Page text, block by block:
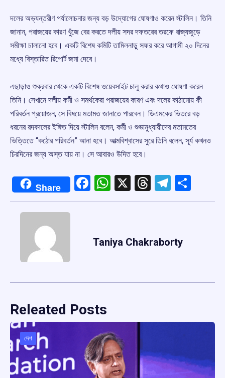
দলের অভ্যন্তরীণ পর্যালোচনার জন্য বড় উদ্যোগের ঘোষণাও করেন স্টালিন। তিনি
জানান, পরাজয়ের কারণ খুঁজে বের করতে দলীয় সদর দফতরের তরফে রাজ্যজুড়ে
সমীক্ষা চালানো হবে। একটি বিশেষ কমিটি তামিলনাড়ু সফর করে আগামী ২০ দিনের
মধ্যে বিস্তারিত রিপোর্ট জমা দেবে।
এছাড়াও শুক্রবার থেকে একটি বিশেষ ওয়েবসাইট চালু করার কথাও ঘোষণা করেন
তিনি। সেখানে দলীয় কর্মী ও সমর্থকেরা পরাজয়ের কারণ এবং দলের কাঠামোয় কী
পরিবর্তন প্রয়োজন, সে বিষয়ে মতামত জানাতে পারবেন। ডিএমকের ভিতরে বড়
ধরনের রদবদলের ইঙ্গিত দিয়ে স্টালিন বলেন, কর্মী ও শুভানুধ্যায়ীদের মতামতের
ভিত্তিতে “কঠোর পরিবর্তন” আনা হবে। আত্মবিশ্বাসের সুরে তিনি বলেন, সূর্য কখনও
চিরদিনের জন্য অস্ত যায় না। সে আবারও উদিত হবে।
Share Facebook
WhatsApp
X Threads
Taniya Chakraborty
Releated Posts
দেশ